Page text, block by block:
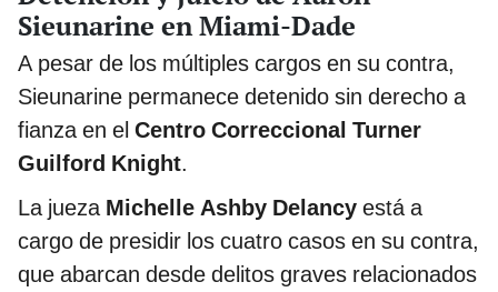
Sieunarine en Miami-Dade
A pesar de los múltiples cargos en su contra,
Sieunarine permanece detenido sin derecho a
fianza en el Centro Correccional Turner
Guilford Knight.
La jueza Michelle Ashby Delancy está a
cargo de presidir los cuatro casos en su contra,
que abarcan desde delitos graves relacionados